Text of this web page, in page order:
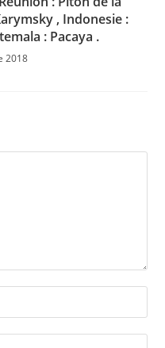
, Indonesie :
: Pacaya .
2018